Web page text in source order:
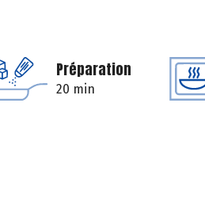
Préparation
20 min